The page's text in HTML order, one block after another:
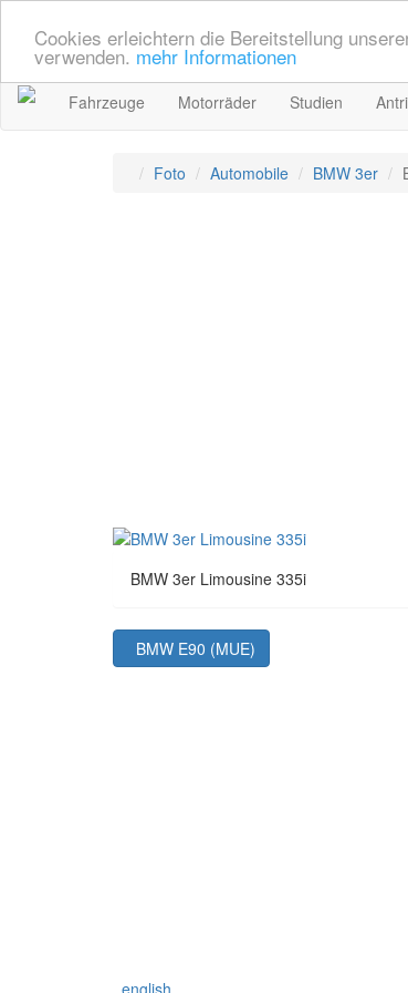
Cookies erleichtern die Bereitstellung
verwenden. mehr Informationen
Fahrzeuge Motorräder Studien
Foto Automobile BMW 3er
BMW 3er Limousine 335i
BMW E90 (MUE)